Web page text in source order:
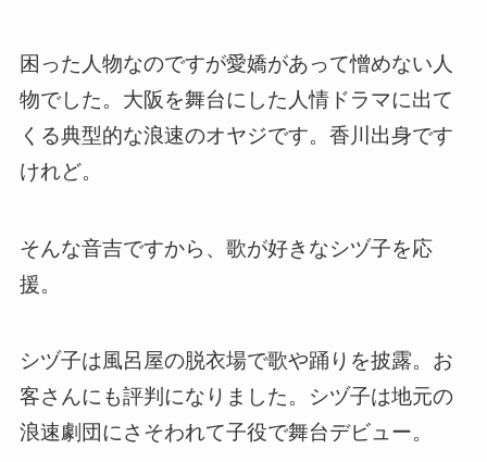
困った人物なのですが愛嬌があって憎めない人
物でした。大阪を舞台にした人情ドラマに出て
くる典型的な浪速のオヤジです。香川出身です
けれど。
そんな音吉ですから、歌が好きなシヅ子を応
援。
シヅ子は風呂屋の脱衣場で歌や踊りを披露。お
客さんにも評判になりました。シヅ子は地元の
浪速劇団にさそわれて子役で舞台デビュー。